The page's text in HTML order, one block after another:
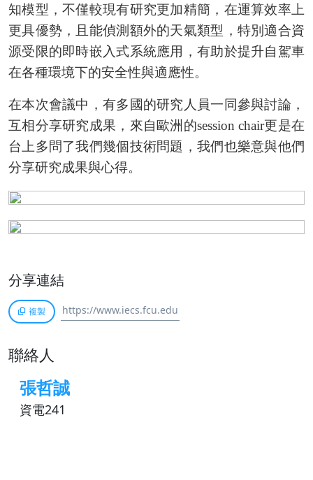
知模型，不僅較現有研究更加精簡，在運算效率上
更具優勢，且能偵測額外的天氣類型，特別適合資
源受限的即時嵌入式系統應用，有助於提升自駕車
在各種環境下的安全性與適應性。
在本次會議中，有多國的研究人員一同參與討論，
互相分享研究成果，來自歐洲的session chair更是在
台上多問了我們幾個技術問題，我們也樂意與他們
分享研究成果與心得。
分享連結
複製
聯絡人
張哲誠
資電241